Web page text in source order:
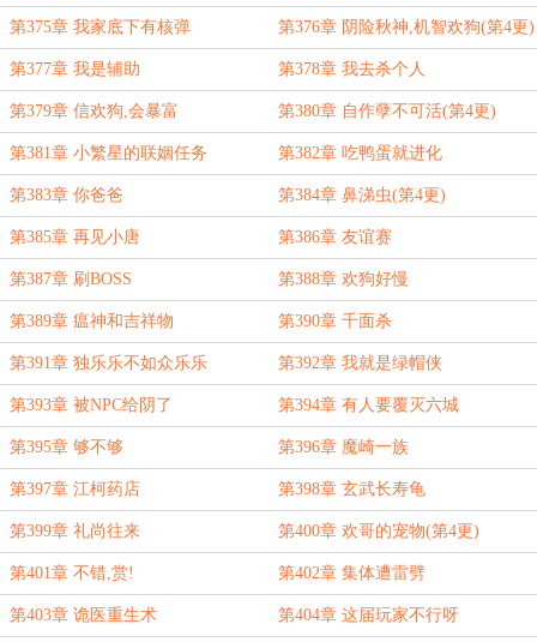
第375章 我家底下有核弹 第376章 阴险秋神,机智欢狗(第4更)
第377章 我是辅助 第378章 我去杀个人
第379章 信欢狗,会暴富 第380章 自作孽不可活(第4更)
第381章 小繁星的联姻任务 第382章 吃鸭蛋就进化
第383章 你爸爸 第384章 鼻涕虫(第4更)
第385章 再见小唐 第386章 友谊赛
第387章 刷BOSS 第388章 欢狗好慢
第389章 瘟神和吉祥物 第390章 千面杀
第391章 独乐乐不如众乐乐 第392章 我就是绿帽侠
第393章 被NPC给阴了 第394章 有人要覆灭六城
第395章 够不够 第396章 魔崎一族
第397章 江柯药店 第398章 玄武长寿龟
第399章 礼尚往来 第400章 欢哥的宠物(第4更)
第401章 不错,赏! 第402章 集体遭雷劈
第403章 诡医重生术 第404章 这届玩家不行呀